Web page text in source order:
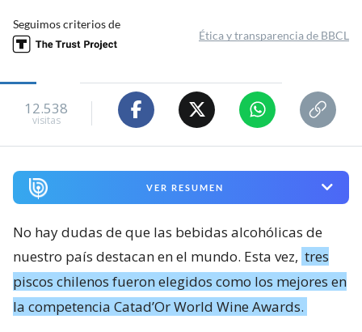
Seguimos criterios de
Ética y transparencia de BBCL
12.538
visitas
VER RESUMEN
No hay dudas de que las bebidas alcohólicas de
nuestro país destacan en el mundo. Esta vez, tres
piscos chilenos fueron elegidos como los mejores en
la competencia Catad’Or World Wine Awards.